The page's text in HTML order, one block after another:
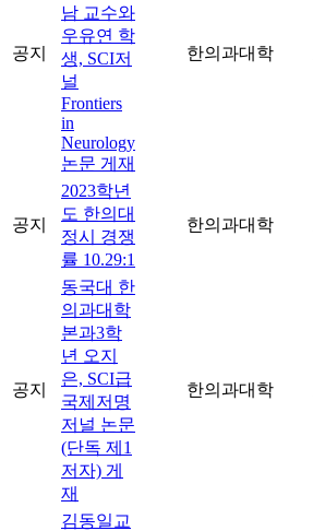
공지
남 교수와
우유연 학
생, SCI저
널
Frontiers
in
Neurology
논문 게재
한의과대학
공지
2023학년
도 한의대
정시 경쟁
률 10.29:1
한의과대학
공지
동국대 한
의과대학
본과3학
년 오지
은, SCI급
국제저명
저널 논문
(단독 제1
저자) 게
재
한의과대학
김동일교